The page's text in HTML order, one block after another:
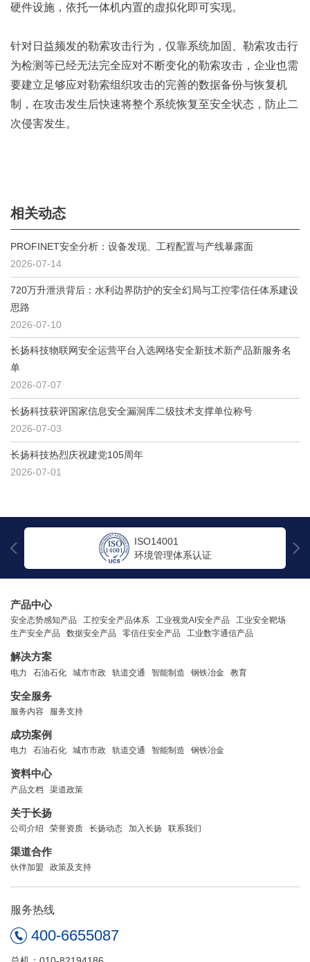
硬件设施，依托一体机内置的虚拟化即可实现。
针对日益频发的勒索攻击行为，仅靠系统加固、勒索攻击行
为检测等已经无法完全应对不断变化的勒索攻击，企业也需
要建立足够应对勒索组织攻击的完善的数据备份与恢复机
制，在攻击发生后快速将整个系统恢复至安全状态，防止二
次侵害发生。
相关动态
PROFINET安全分析：设备发现、工程配置与产线暴露面
2026-07-14
720万升泄洪背后：水利边界防护的安全幻局与工控零信任体系建设
思路
2026-07-10
长扬科技物联网安全运营平台入选网络安全新技术新产品新服务名
单
2026-07-07
长扬科技获评国家信息安全漏洞库二级技术支撑单位称号
2026-07-03
长扬科技热烈庆祝建党105周年
2026-07-01
ISO14001
环境管理体系认证
产品中心
安全态势感知产品 工控安全产品体系 工业视觉AI安全产品
工业安全靶场
生产安全产品
数据安全产品 零信任安全产品 工业数字通信产品
解决方案
电力 石油石化 城市市政 轨道交通 智能制造 钢铁冶金 教育
安全服务
服务内容 服务支持
成功案例
电力 石油石化 城市市政 轨道交通 智能制造 钢铁冶金
资料中心
产品文档 渠道政策
关于长扬
公司介绍 荣誉资质 长扬动态 加入长扬 联系我们
渠道合作
伙伴加盟 政策及支持
服务热线
400-6655087